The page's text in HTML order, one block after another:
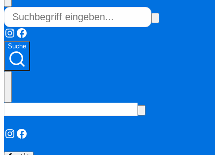
Instagram
Facebook
Suche
Instagram
Facebook